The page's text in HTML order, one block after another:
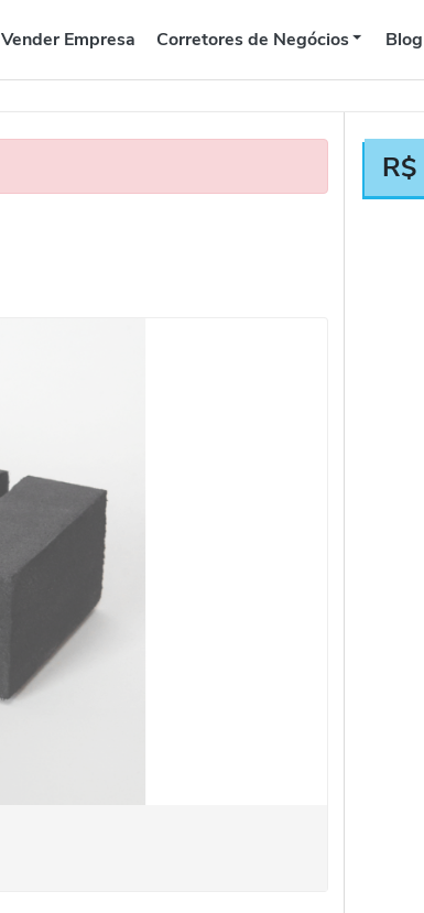
Vender Empresa Corretores de Negócios Blog
R$